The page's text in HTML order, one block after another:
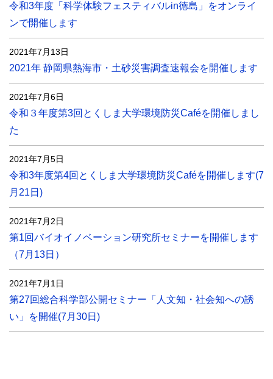
令和3年度「科学体験フェスティバルin徳島」をオンライ
ンで開催します
2021年7月13日
2021年 静岡県熱海市・土砂災害調査速報会を開催します
2021年7月6日
令和３年度第3回とくしま大学環境防災Caféを開催しまし
た
2021年7月5日
令和3年度第4回とくしま大学環境防災Caféを開催します(7
月21日)
2021年7月2日
第1回バイオイノベーション研究所セミナーを開催します
（7月13日）
2021年7月1日
第27回総合科学部公開セミナー「人文知・社会知への誘
い」を開催(7月30日)